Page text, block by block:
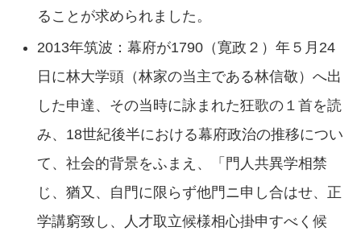
ることが求められました。
2013年筑波：幕府が1790（寛政２）年５月24
日に林大学頭（林家の当主である林信敬）へ出
した申達、その当時に詠まれた狂歌の１首を読
み、18世紀後半における幕府政治の推移につい
て、社会的背景をふまえ、「門人共異学相禁
じ、猶又、自門に限らず他門ニ申し合はせ、正
学講窮致し、人才取立候様相心掛申すべく候